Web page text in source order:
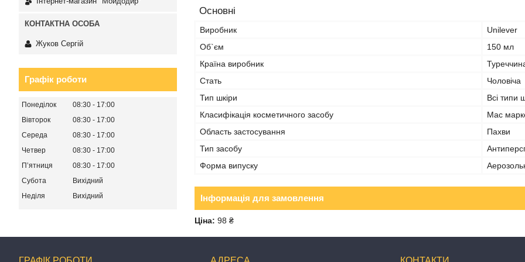
Основні
Виробник
Unilever
Об`єм
150 мл
Країна виробник
Стать
Чоловіча
Тип шкіри
Всі типи
Класифікація косметичного засобу
Мас
Область застосування
Пахви
Тип засобу
Форма випуску
Інформація для замовлення
Ціна: 98 ₴
Жуков Сергій
Графік роботи
Понеділок 08:30
17:00
Вівторок
08:30
17:00
Середа
08:30
17:00
Четвер
08:30
17:00
Пʼятниця
08:30
17:00
Субота
Вихідний
Неділя
Вихідний